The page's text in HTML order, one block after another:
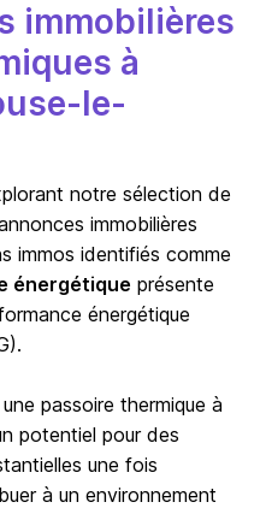
immobilières
à
le-
notre sélection de
immobilières
immos identifiés comme
énergétique présente
énergétique
passoire thermique à
potentiel pour des
une fois
à un environnement